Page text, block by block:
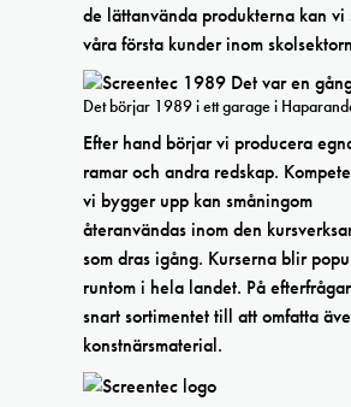
de lättanvända produkterna kan vi
våra första kunder inom
Det börjar 1989 i ett garage i
Efter hand börjar vi producera
ramar och andra redskap.
vi bygger upp kan småningom
återanvändas inom den
som dras igång. Kurserna blir
runtom i hela landet. På
snart sortimentet till att omfatta
konstnärsmaterial.